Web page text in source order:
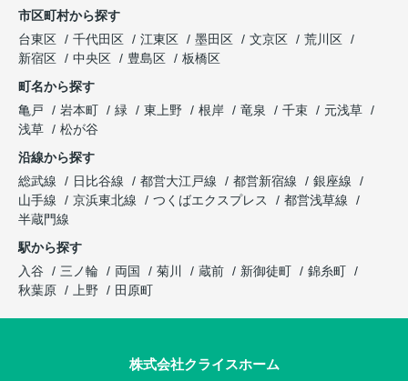
市区町村から探す
台東区
千代田区 江東区 墨田区 文京区
荒川区
新宿区
中央区 豊島区
板橋区
町名から探す
亀戸
岩本町 緑 東上野 根岸 竜泉 千束
元浅草
浅草
松が谷
沿線から探す
総武線
日比谷線 都営大江戸線 都営新宿線
銀座線
山手線
京浜東北線 つくばエクスプレス
都営浅草線
半蔵門線
駅から探す
入谷
三ノ輪 両国 菊川 蔵前 新御徒町
錦糸町
秋葉原
上野 田原町
株式会社クライスホーム